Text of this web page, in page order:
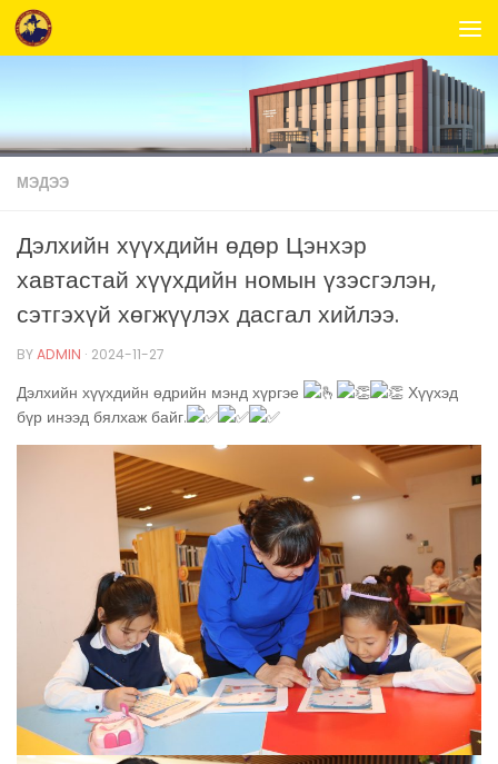
Skip to content
МЭДЭЭ
Дэлхийн хүүхдийн өдөр Цэнхэр
хавтастай хүүхдийн номын үзэсгэлэн,
сэтгэхүй хөгжүүлэх дасгал хийлээ.
BYADMIN · 2024-11-27
Дэлхийн хүүхдийн өдрийн мэнд хүргэе
Хүүхэд
бүр инээд бялхаж байг.